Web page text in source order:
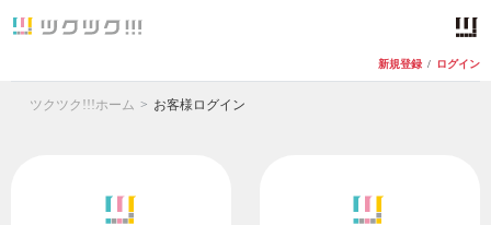
新規登録 / ログイン
ツクツク!!!ホーム お客様ログイン